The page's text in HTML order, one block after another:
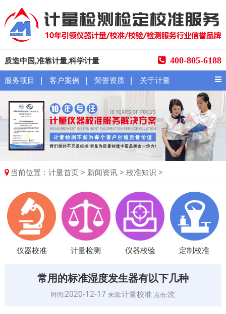
质造中国,准靠计量,科学计量 400-805-6188
服务项目 | 客户案例 | 荣誉资质 | 关于计量
当前位置：计量首页 > 新闻资讯 >校准知识 >
仪器校准 计量检测 仪器校验 定制校准
常用的标准湿度发生器有以下几种
时间:2020-12-17 来源:计量校准 点击:次